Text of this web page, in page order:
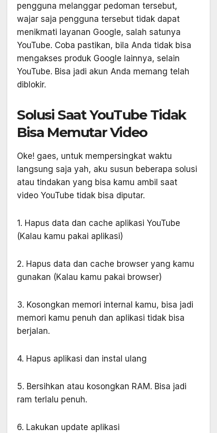
pengguna melanggar pedoman tersebut,
wajar saja pengguna tersebut tidak dapat
menikmati layanan Google, salah satunya
YouTube. Coba pastikan, bila Anda tidak bisa
mengakses produk Google lainnya, selain
YouTube. Bisa jadi akun Anda memang telah
diblokir.
Solusi Saat YouTube Tidak
Bisa Memutar Video
Oke! gaes, untuk mempersingkat waktu
langsung saja yah, aku susun beberapa solusi
atau tindakan yang bisa kamu ambil saat
video YouTube tidak bisa diputar.
1. Hapus data dan cache aplikasi YouTube
(Kalau kamu pakai aplikasi)
2. Hapus data dan cache browser yang kamu
gunakan (Kalau kamu pakai browser)
3. Kosongkan memori internal kamu, bisa jadi
memori kamu penuh dan aplikasi tidak bisa
berjalan.
4. Hapus aplikasi dan instal ulang
5. Bersihkan atau kosongkan RAM. Bisa jadi
ram terlalu penuh.
6. Lakukan update aplikasi